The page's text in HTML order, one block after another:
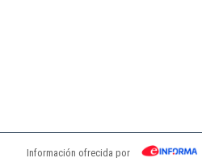
Información ofrecida por